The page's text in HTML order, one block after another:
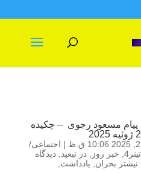
پیام مسعود رجوی – چکیده
| اجتماعی/
تیتر4 , خبر روز در تبعید
دیدگاه
نیشتر بحران یادداشت